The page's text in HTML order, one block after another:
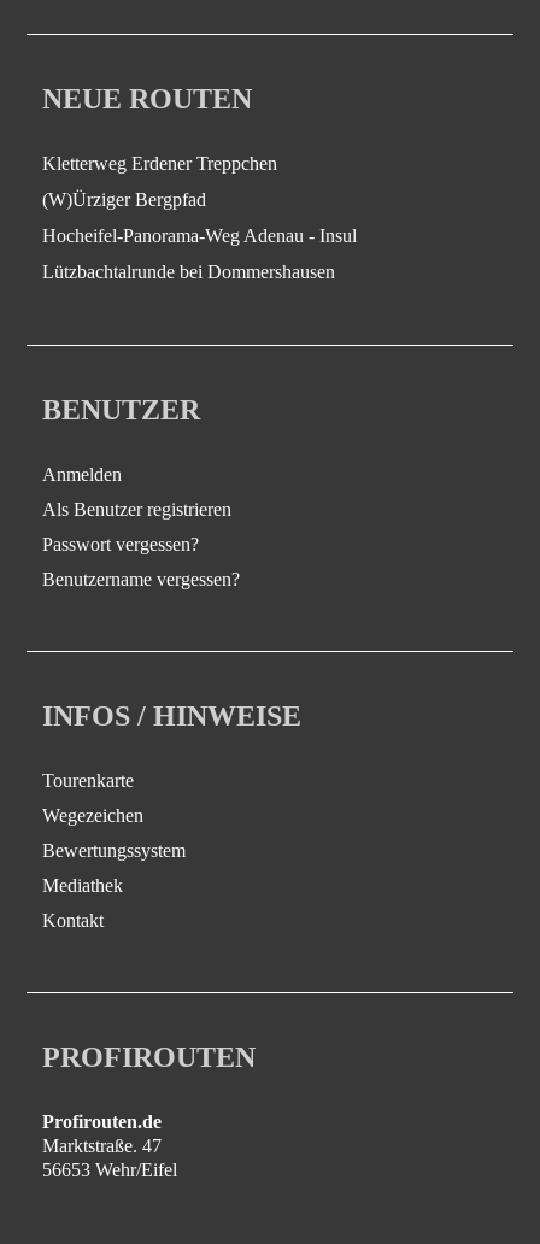
NEUE ROUTEN
Kletterweg Erdener Treppchen
(W)Ürziger Bergpfad
Hocheifel-Panorama-Weg Adenau - Insul
Lützbachtalrunde bei Dommershausen
BENUTZER
Anmelden
Als Benutzer registrieren
Passwort vergessen?
Benutzername vergessen?
INFOS / HINWEISE
Tourenkarte
Wegezeichen
Bewertungssystem
Mediathek
Kontakt
PROFIROUTEN
Profirouten.de
Marktstraße. 47
56653 Wehr/Eifel